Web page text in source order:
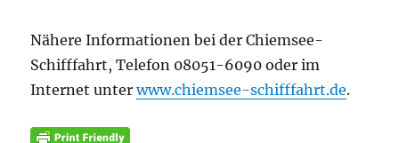
Nähere Informationen bei der Chiemsee-
Schifffahrt, Telefon 08051-6090 oder im
Internet unterwww.chiemsee-schifffahrt.de.